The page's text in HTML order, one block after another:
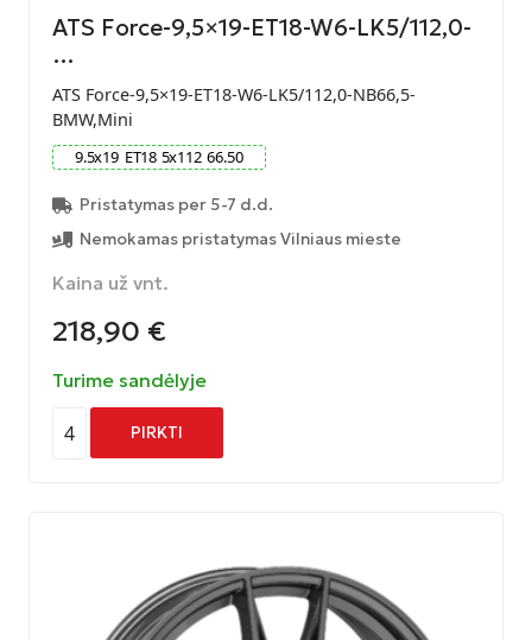
ATS Force-9,5×19-ET18-W6-LK5/112,0-
…
ATS Force-9,5×19-ET18-W6-LK5/112,0-NB66,5-
BMW,Mini
9.5x19 ET18 5x112 66.50
Pristatymas per 5-7 d.d.
Nemokamas pristatymas Vilniaus mieste
Kaina už vnt.
218,90 €
Turime sandėlyje
4 PIRKTI